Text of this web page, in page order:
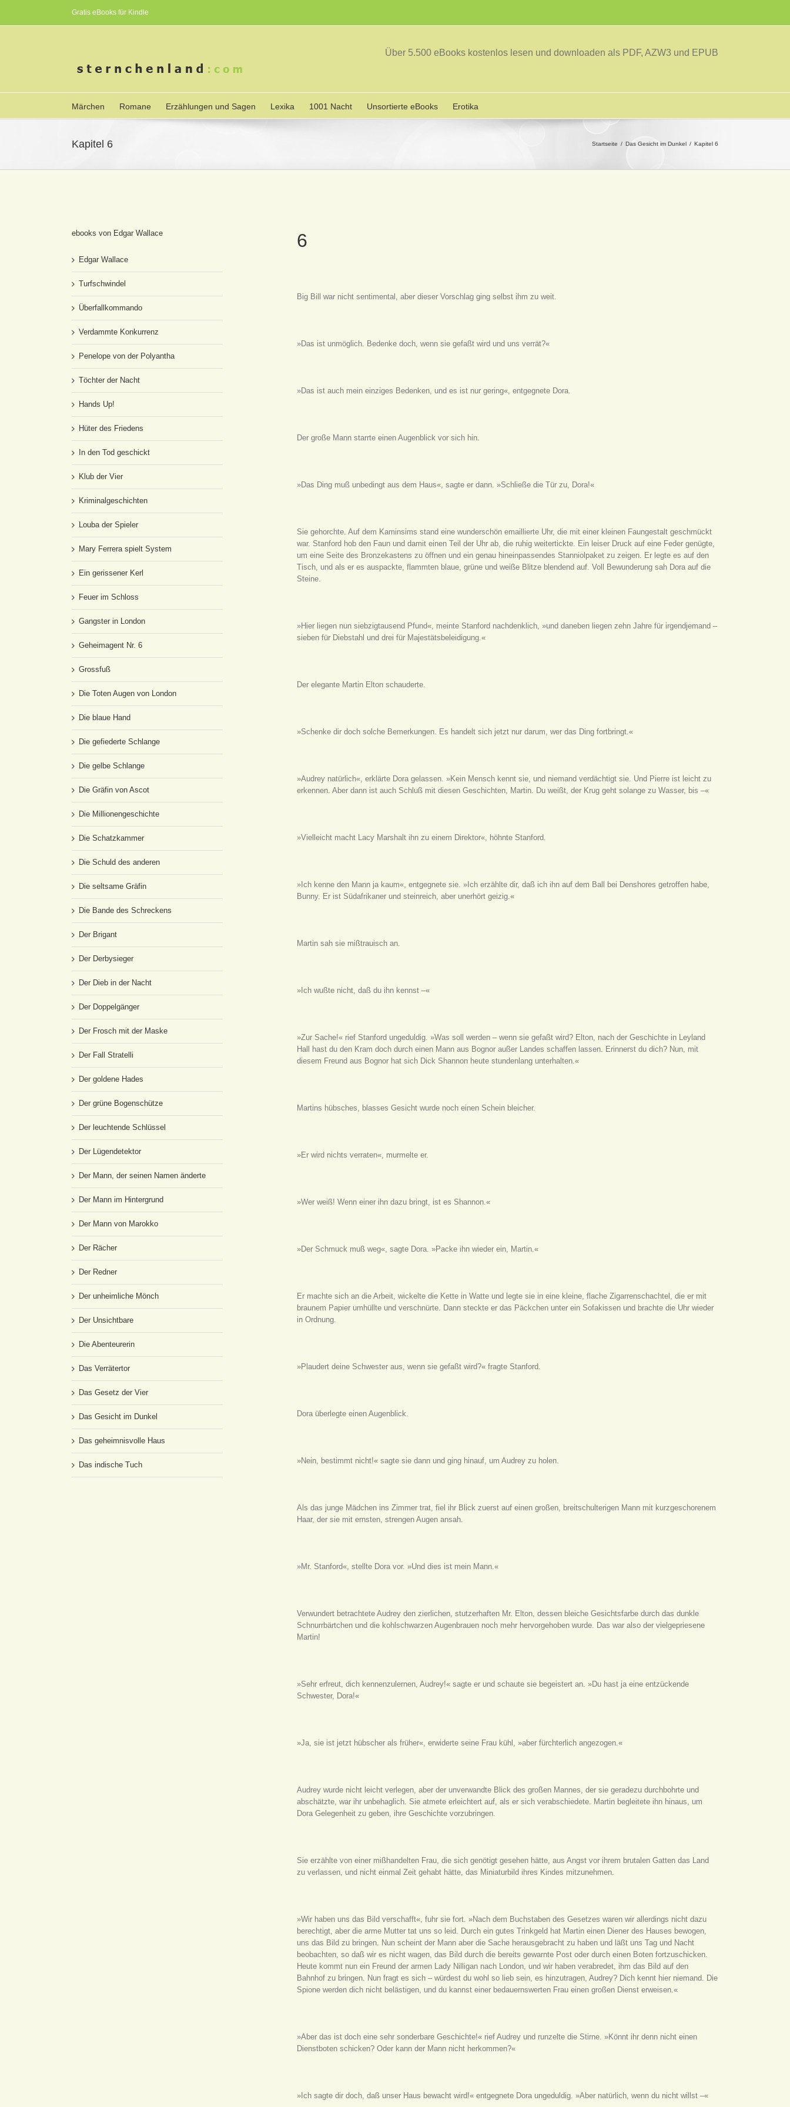
Gratis eBooks für Kindle
Über 5.500 eBooks kostenlos lesen und downloaden als PDF, AZW3 und EPUB
Märchen Romane Erzählungen und Sagen Lexika 1001 Nacht Unsortierte eBooks Erotika
Kapitel 6 Startseite Das Gesicht im Dunkel Kapitel 6
6
Big Bill war nicht sentimental, aber dieser Vorschlag ging selbst ihm zu weit.
»Das ist unmöglich. Bedenke doch, wenn sie gefaßt wird und uns verrät?«
»Das ist auch mein einziges Bedenken, und es ist nur gering«, entgegnete Dora.
Der große Mann starrte einen Augenblick vor sich hin.
»Das Ding muß unbedingt aus dem Haus«, sagte er dann. »Schließe die Tür zu, Dora!«
Sie gehorchte. Auf dem Kaminsims stand eine wunderschön emaillierte Uhr, die mit einer kleinen Faungestalt geschmückt
war. Stanford hob den Faun und damit einen Teil der Uhr ab, die ruhig weitertickte. Ein leiser Druck auf eine Feder genügte,
um eine Seite des Bronzekastens zu öffnen und ein genau hineinpassendes Stanniolpaket zu zeigen. Er legte es auf den
Tisch, und als er es auspackte, flammten blaue, grüne und weiße Blitze blendend auf. Voll Bewunderung sah Dora auf die
Steine.
»Hier liegen nun siebzigtausend Pfund«, meinte Stanford nachdenklich, »und daneben liegen zehn Jahre für irgendjemand –
sieben für Diebstahl und drei für Majestätsbeleidigung.«
Der elegante Martin Elton schauderte.
»Schenke dir doch solche Bemerkungen. Es handelt sich jetzt nur darum, wer das Ding fortbringt.«
»Audrey natürlich«, erklärte Dora gelassen. »Kein Mensch kennt sie, und niemand verdächtigt sie. Und Pierre ist leicht zu
erkennen. Aber dann ist auch Schluß mit diesen Geschichten, Martin. Du weißt, der Krug geht solange zu Wasser, bis –«
»Vielleicht macht Lacy Marshalt ihn zu einem Direktor«, höhnte Stanford.
»Ich kenne den Mann ja kaum«, entgegnete sie. »Ich erzählte dir, daß ich ihn auf dem Ball bei Denshores getroffen habe,
Bunny. Er ist Südafrikaner und steinreich, aber unerhört geizig.«
Martin sah sie mißtrauisch an.
»Ich wußte nicht, daß du ihn kennst –«
»Zur Sache!« rief Stanford ungeduldig. »Was soll werden – wenn sie gefaßt wird? Elton, nach der Geschichte in Leyland
Hall hast du den Kram doch durch einen Mann aus Bognor außer Landes schaffen lassen. Erinnerst du dich? Nun, mit
diesem Freund aus Bognor hat sich Dick Shannon heute stundenlang unterhalten.«
Martins hübsches, blasses Gesicht wurde noch einen Schein bleicher.
»Er wird nichts verraten«, murmelte er.
»Wer weiß! Wenn einer ihn dazu bringt, ist es Shannon.«
»Der Schmuck muß weg«, sagte Dora. »Packe ihn wieder ein, Martin.«
Er machte sich an die Arbeit, wickelte die Kette in Watte und legte sie in eine kleine, flache Zigarrenschachtel, die er mit
braunem Papier umhüllte und verschnürte. Dann steckte er das Päckchen unter ein Sofakissen und brachte die Uhr wieder
in Ordnung.
»Plaudert deine Schwester aus, wenn sie gefaßt wird?« fragte Stanford.
Dora überlegte einen Augenblick.
»Nein, bestimmt nicht!« sagte sie dann und ging hinauf, um Audrey zu holen.
Als das junge Mädchen ins Zimmer trat, fiel ihr Blick zuerst auf einen großen, breitschulterigen Mann mit kurzgeschorenem
Haar, der sie mit ernsten, strengen Augen ansah.
»Mr. Stanford«, stellte Dora vor. »Und dies ist mein Mann.«
Verwundert betrachtete Audrey den zierlichen, stutzerhaften Mr. Elton, dessen bleiche Gesichtsfarbe durch das dunkle
Schnurrbärtchen und die kohlschwarzen Augenbrauen noch mehr hervorgehoben wurde. Das war also der vielgepriesene
Martin!
»Sehr erfreut, dich kennenzulernen, Audrey!« sagte er und schaute sie begeistert an. »Du hast ja eine entzückende
Schwester, Dora!«
»Ja, sie ist jetzt hübscher als früher«, erwiderte seine Frau kühl, »aber fürchterlich angezogen.«
Audrey wurde nicht leicht verlegen, aber der unverwandte Blick des großen Mannes, der sie geradezu durchbohrte und
abschätzte, war ihr unbehaglich. Sie atmete erleichtert auf, als er sich verabschiedete. Martin begleitete ihn hinaus, um
Dora Gelegenheit zu geben, ihre Geschichte vorzubringen.
Sie erzählte von einer mißhandelten Frau, die sich genötigt gesehen hätte, aus Angst vor ihrem brutalen Gatten das Land
zu verlassen, und nicht einmal Zeit gehabt hätte, das Miniaturbild ihres Kindes mitzunehmen.
»Wir haben uns das Bild verschafft«, fuhr sie fort. »Nach dem Buchstaben des Gesetzes waren wir allerdings nicht dazu
berechtigt, aber die arme Mutter tat uns so leid. Durch ein gutes Trinkgeld hat Martin einen Diener des Hauses bewogen,
uns das Bild zu bringen. Nun scheint der Mann aber die Sache herausgebracht zu haben und läßt uns Tag und Nacht
beobachten, so daß wir es nicht wagen, das Bild durch die bereits gewarnte Post oder durch einen Boten fortzuschicken.
Heute kommt nun ein Freund der armen Lady Nilligan nach London, und wir haben verabredet, ihm das Bild auf den
Bahnhof zu bringen. Nun fragt es sich – würdest du wohl so lieb sein, es hinzutragen, Audrey? Dich kennt hier niemand. Die
Spione werden dich nicht belästigen, und du kannst einer bedauernswerten Frau einen großen Dienst erweisen.«
»Aber das ist doch eine sehr sonderbare Geschichte!« rief Audrey und runzelte die Stirne. »Könnt ihr denn nicht einen
Dienstboten schicken? Oder kann der Mann nicht herkommen?«
»Ich sagte dir doch, daß unser Haus bewacht wird!« entgegnete Dora ungeduldig. »Aber natürlich, wenn du nicht willst –«
ebooks von Edgar Wallace
Edgar Wallace
Turfschwindel
Überfallkommando
Verdammte Konkurrenz
Penelope von der Polyantha
Töchter der Nacht
Hands Up!
Hüter des Friedens
In den Tod geschickt
Klub der Vier
Kriminalgeschichten
Louba der Spieler
Mary Ferrera spielt System
Ein gerissener Kerl
Feuer im Schloss
Gangster in London
Geheimagent Nr. 6
Grossfuß
Die Toten Augen von London
Die blaue Hand
Die gefiederte Schlange
Die gelbe Schlange
Die Gräfin von Ascot
Die Millionengeschichte
Die Schatzkammer
Die Schuld des anderen
Die seltsame Gräfin
Die Bande des Schreckens
Der Brigant
Der Derbysieger
Der Dieb in der Nacht
Der Doppelgänger
Der Frosch mit der Maske
Der Fall Stratelli
Der goldene Hades
Der grüne Bogenschütze
Der leuchtende Schlüssel
Der Lügendetektor
Der Mann, der seinen Namen änderte
Der Mann im Hintergrund
Der Mann von Marokko
Der Rächer
Der Redner
Der unheimliche Mönch
Der Unsichtbare
Die Abenteurerin
Das Verrätertor
Das Gesetz der Vier
Das Gesicht im Dunkel
Das geheimnisvolle Haus
Das indische Tuch